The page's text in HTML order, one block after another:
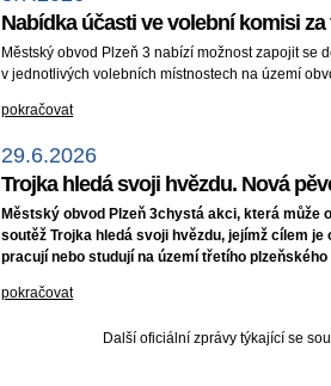
Nabídka účasti ve volební komisi
Městský obvod Plzeň 3 nabízí možnost zapojit
v jednotlivých volebních místnostech na území
pokračovat
29.6.2026
Trojka hledá svoji hvězdu. Nová
Městský obvod Plzeň 3chystá akci, která
soutěž Trojka hledá svoji hvězdu, jejímž cílem
pracují nebo studují na území třetího plzeňského
pokračovat
Další oficiální zprávy týkající se